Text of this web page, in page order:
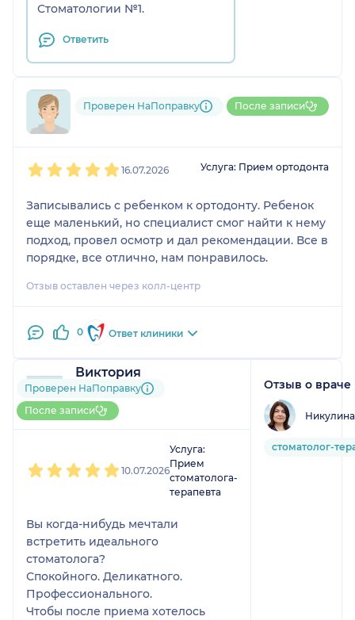
Стоматологии №1.
Ответить
799....@....ru
Проверен НаПоправку После записи
16.07.2026 Услуга: Прием ортодонта
Записывались с ребенком к ортодонту. Ребенок
еще маленький, но специалист смог найти к нему
подход, провел осмотр и дал рекомендации. Все в
порядке, все отлично, нам понравилось.
Отзыв оставлен через колл-центр
0 Ответ клиники
Виктория
7 отзывови3 оценки
Больше 30 записей через
НаПоправку
Проверен НаПоправку
После записи
10.07.2026
Услуга:
Прием
стоматолога-
терапевта
Вы когда-нибудь мечтали
встретить идеального
стоматолога?
Спокойного. Деликатного.
Профессионального.
Чтобы после приема хотелось
Отзыв о враче
стоматолог-